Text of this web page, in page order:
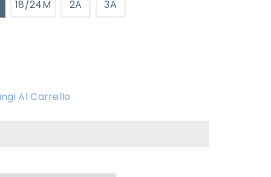
18/24M 2A 3A
Al Carrello